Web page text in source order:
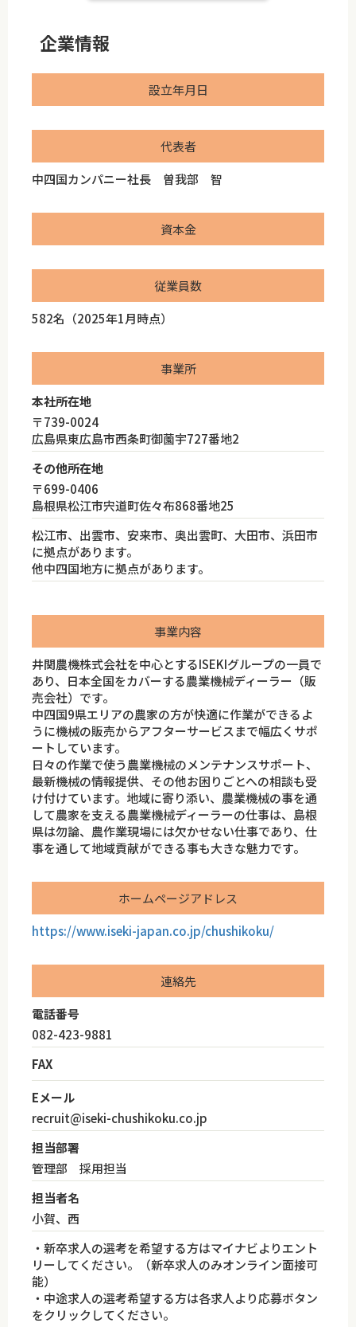
企業情報
設立年月日
代表者
中四国カンパニー社長 曽我部 智
資本金
従業員数
582名（2025年1月時点）
事業所
本社所在地
〒739-0024
広島県東広島市西条町御薗宇727番地2
その他所在地
〒699-0406
島根県松江市宍道町佐々布868番地25
松江市、出雲市、安来市、奥出雲町、大田市、浜田市
に拠点があります。
他中四国地方に拠点があります。
事業内容
井関農機株式会社を中心とするISEKIグループの一員で
あり、日本全国をカバーする農業機械ディーラー（販
売会社）です。
中四国9県エリアの農家の方が快適に作業ができるよ
うに機械の販売からアフターサービスまで幅広くサポ
ートしています。
日々の作業で使う農業機械のメンテナンスサポート、
最新機械の情報提供、その他お困りごとへの相談も受
け付けています。地域に寄り添い、農業機械の事を通
して農家を支える農業機械ディーラーの仕事は、島根
県は勿論、農作業現場には欠かせない仕事であり、仕
事を通して地域貢献ができる事も大きな魅力です。
ホームページアドレス
https://www.iseki-japan.co.jp/chushikoku/
連絡先
電話番号
082-423-9881
FAX
Eメール
recruit@iseki-chushikoku.co.jp
担当部署
管理部 採用担当
担当者名
小賀、西
・新卒求人の選考を希望する方はマイナビよりエント
リーしてください。（新卒求人のみオンライン面接可
能）
・中途求人の選考希望する方は各求人より応募ボタン
をクリックしてください。